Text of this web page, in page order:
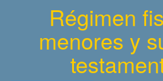
Régimen
menores y